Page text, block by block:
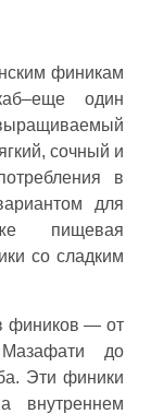
финикам
один
сочный и
в
для
пищевая
со сладким
фиников — от
до
Эти финики
внутреннем